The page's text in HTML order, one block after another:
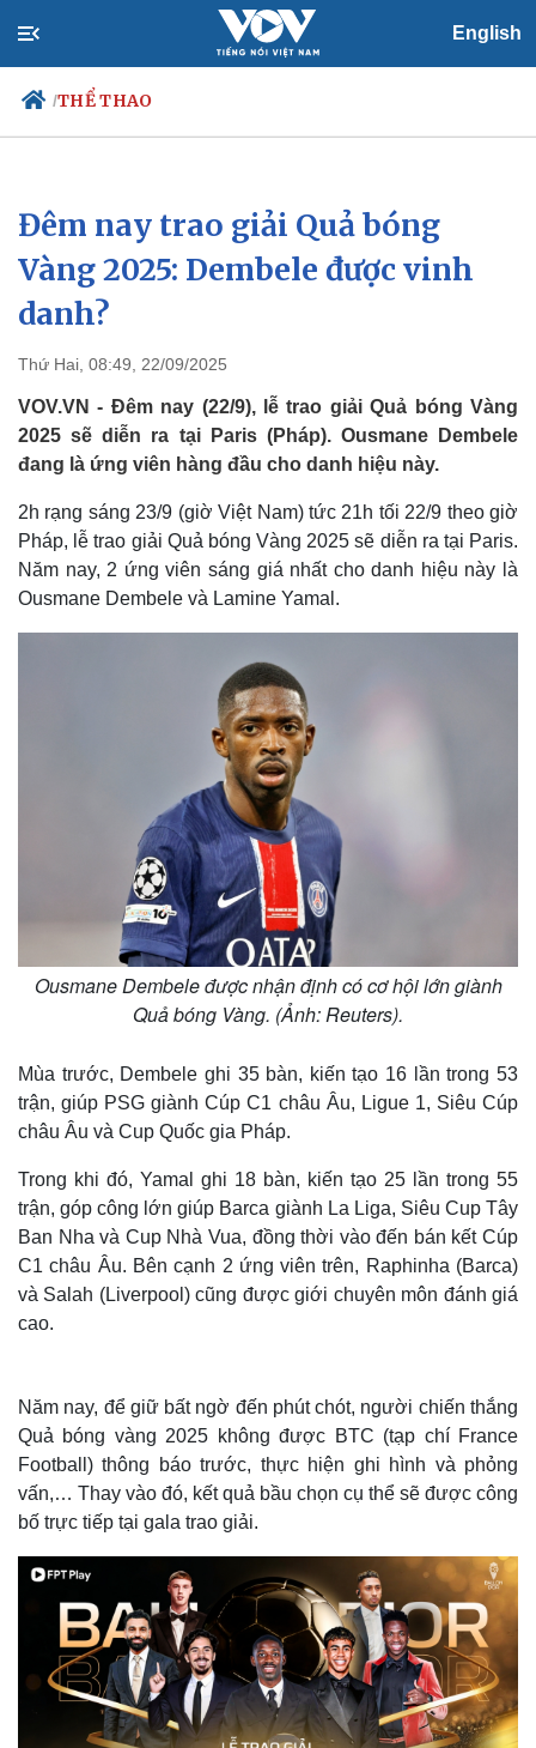
English
/THỂ THAO
Chính trị
Đảng
Tổ chức nhân sự
Quốc hội
Xã hội
Tin 24h
Dự báo thời tiết
Đêm nay trao giải Quả bóng
Vàng 2025: Dembele được vinh
danh?
Thứ Hai, 08:49, 22/09/2025
VOV.VN - Đêm nay (22/9), lễ trao giải Quả bóng Vàng
2025 sẽ diễn ra tại Paris (Pháp). Ousmane Dembele
đang là ứng viên hàng đầu cho danh hiệu này.
2h rạng sáng 23/9 (giờ Việt Nam) tức 21h tối 22/9 theo giờ
Pháp, lễ trao giải Quả bóng Vàng 2025 sẽ diễn ra tại Paris.
Năm nay, 2 ứng viên sáng giá nhất cho danh hiệu này là
Ousmane Dembele và Lamine Yamal.
Ousmane Dembele được nhận định có cơ hội lớn giành
Quả bóng Vàng. (Ảnh: Reuters).
Mùa trước, Dembele ghi 35 bàn, kiến tạo 16 lần trong 53
trận, giúp PSG giành Cúp C1 châu Âu, Ligue 1, Siêu Cúp
châu Âu và Cup Quốc gia Pháp.
Trong khi đó, Yamal ghi 18 bàn, kiến tạo 25 lần trong 55
trận, góp công lớn giúp Barca giành La Liga, Siêu Cup Tây
Ban Nha và Cup Nhà Vua, đồng thời vào đến bán kết Cúp
C1 châu Âu. Bên cạnh 2 ứng viên trên, Raphinha (Barca)
và Salah (Liverpool) cũng được giới chuyên môn đánh giá
cao.
Năm nay, để giữ bất ngờ đến phút chót, người chiến thắng
Quả bóng vàng 2025 không được BTC (tạp chí France
Football) thông báo trước, thực hiện ghi hình và phỏng
vấn,… Thay vào đó, kết quả bầu chọn cụ thể sẽ được công
bố trực tiếp tại gala trao giải.